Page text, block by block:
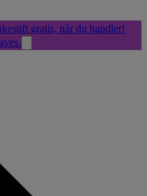
gratis, når du handler!